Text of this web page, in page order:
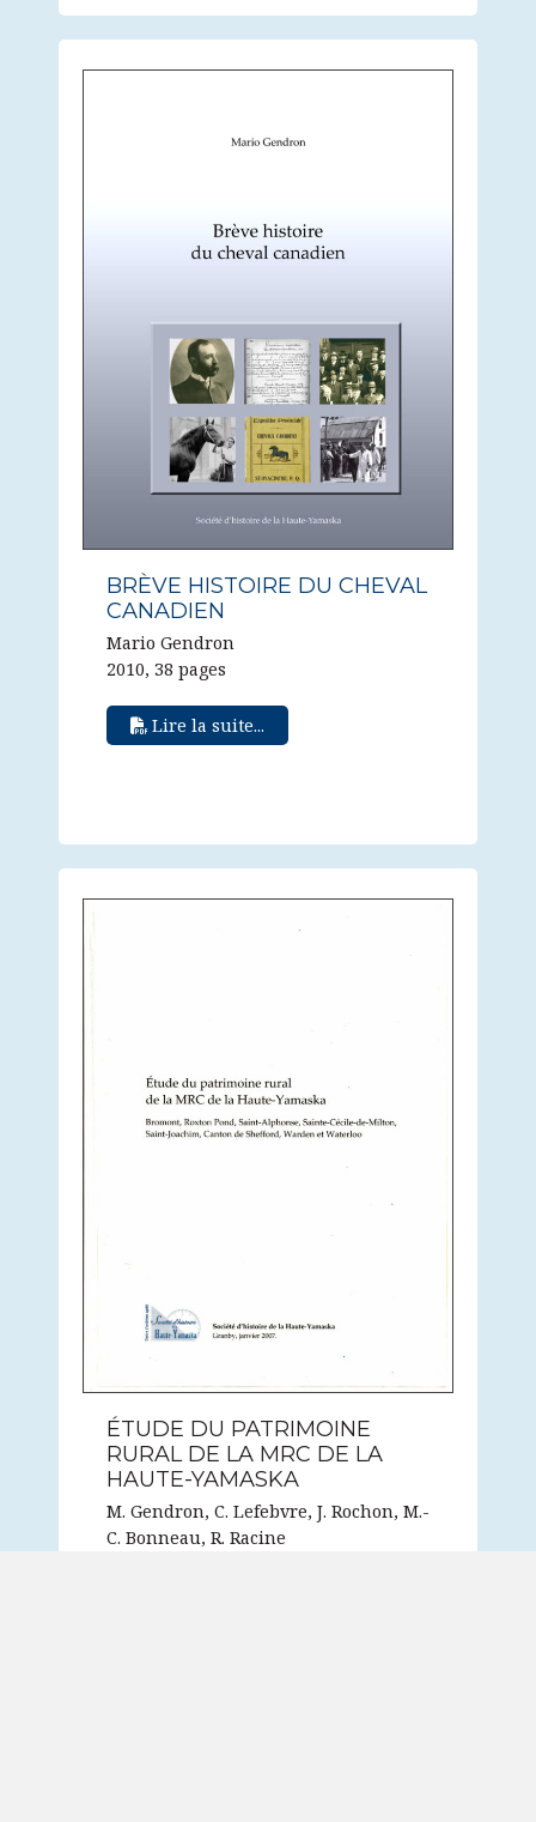
BRÈVE HISTOIRE DU CHEVAL
CANADIEN
Mario Gendron
2010, 38 pages
Lire la suite...
ÉTUDE DU PATRIMOINE
RURAL DE LA MRC DE LA
HAUTE-YAMASKA
M. Gendron, C. Lefebvre, J. Rochon, M.-
C. Bonneau, R. Racine